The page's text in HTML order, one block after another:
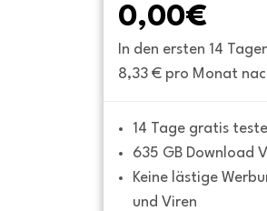
0,00€
In den ersten 14
8,33 € pro Monat
14 Tage gratis
635 GB Download
Keine lästige
und Viren